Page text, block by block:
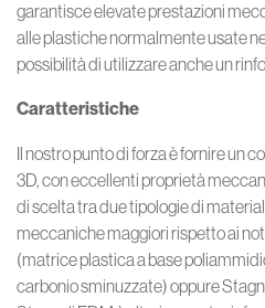
garantisce elevate prestazioni
alle plastiche normalmente usate
possibilità di utilizzare anche un
Caratteristiche
Il nostro punto di forza è fornire un
3D, con eccellenti proprietà
di scelta tra due tipologie di
meccaniche maggiori rispetto ai
(matrice plastica a base
carbonio sminuzzate) oppure